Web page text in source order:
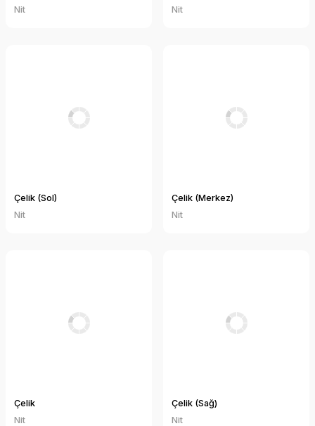
Nit Nit
Çelik (Sol)
Nit
Çelik (Merkez)
Nit
Çelik
Nit
Çelik (Sağ)
Nit